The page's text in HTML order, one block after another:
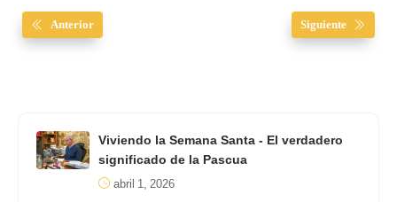
Anterior Siguiente
Viviendo la Semana Santa - El verdadero
significado de la Pascua
abril 1, 2026